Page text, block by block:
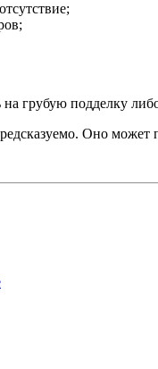
грубую подделку
Оно